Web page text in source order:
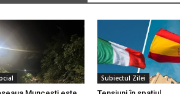
Subiectul Zilei